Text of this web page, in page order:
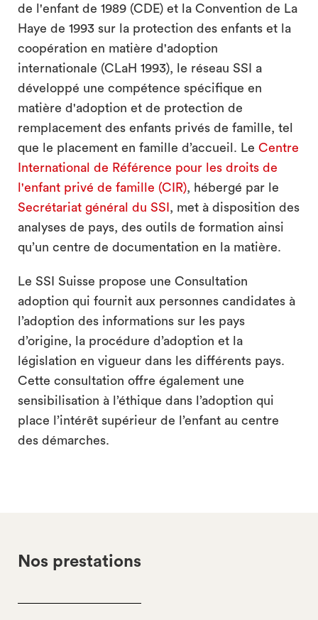
de l'enfant de 1989 (CDE) et la Convention de La
Haye de 1993 sur la protection des enfants et la
coopération en matière d'adoption
internationale (CLaH 1993), le réseau SSI a
développé une compétence spécifique en
matière d'adoption et de protection de
remplacement des enfants privés de famille, tel
que le placement en famille d’accueil. Le Centre
International de Référence pour les droits de
l'enfant privé de famille (CIR), hébergé par le
Secrétariat général du SSI , met à disposition des
analyses de pays, des outils de formation ainsi
qu’un centre de documentation en la matière.
Le SSI Suisse propose une Consultation
adoption qui fournit aux personnes candidates à
l’adoption des informations sur les pays
d’origine, la procédure d’adoption et la
législation en vigueur dans les différents pays.
Cette consultation offre également une
sensibilisation à l’éthique dans l’adoption qui
place l’intérêt supérieur de l’enfant au centre
des démarches.
Nos prestations